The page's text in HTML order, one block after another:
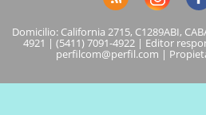
Domicilio: California 2715, C1289ABI,
4921 | (5411) 7091-4922 | Editor
perfilcom@perfil.com |